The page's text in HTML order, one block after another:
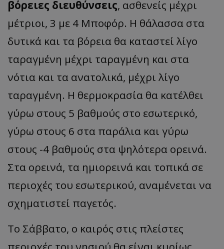
βόρειες διευθύνσεις, ασθενείς μέχρι
μέτριοι, 3 με 4 Μποφόρ. Η θάλασσα στα
δυτικά και τα βόρεια θα καταστεί λίγο
ταραγμένη μέχρι ταραγμένη και στα
νότια και τα ανατολικά, μέχρι λίγο
ταραγμένη. Η θερμοκρασία θα κατέλθει
γύρω στους 5 βαθμούς στο εσωτερικό,
γύρω στους 6 στα παράλια και γύρω
στους -4 βαθμούς στα ψηλότερα ορεινά.
Στα ορεινά, τα ημιορεινά και τοπικά σε
περιοχές του εσωτερικού, αναμένεται να
σχηματιστεί παγετός.
Το Σάββατο, ο καιρός στις πλείστες